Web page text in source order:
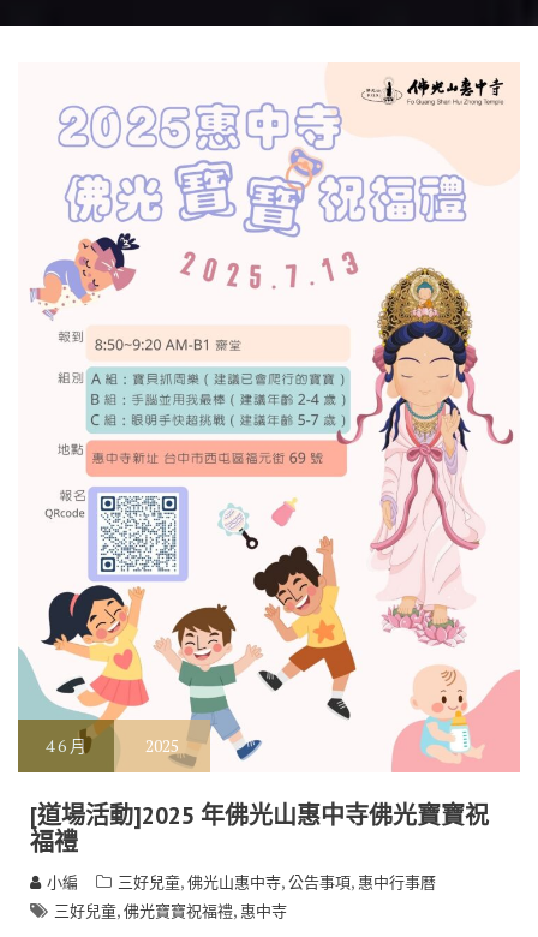
46 月 2025
[道場活動]2025 年佛光山惠中寺佛光寶寶祝
福禮
小編 三好兒童,佛光山惠中寺,公告事項, 惠中行事曆
三好兒童,佛光寶寶祝福禮, 惠中寺